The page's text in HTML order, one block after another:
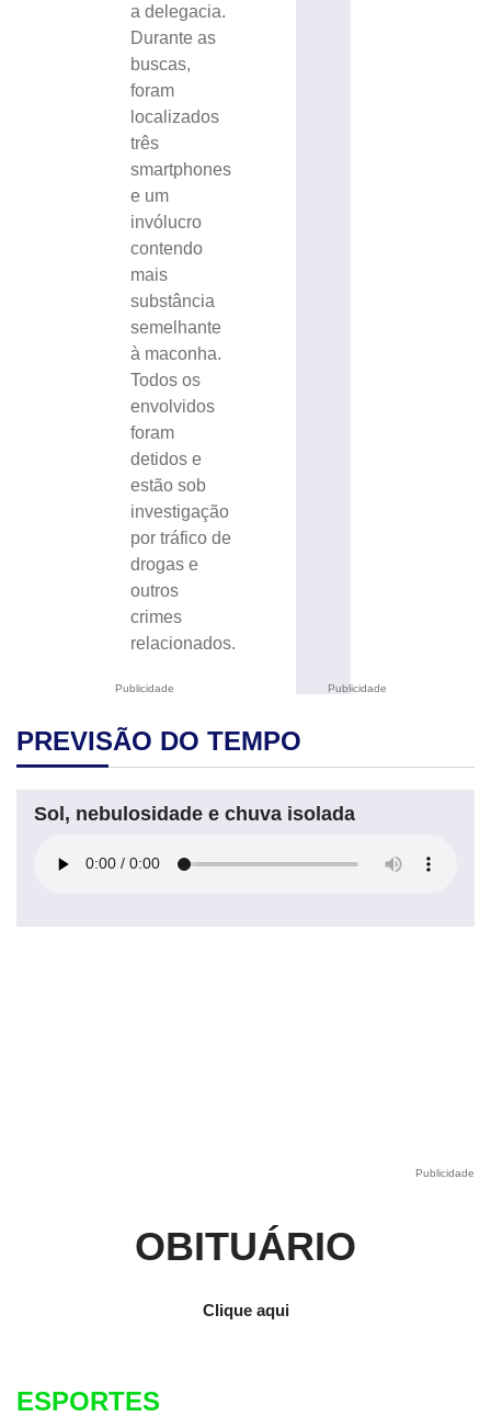
Publicidade
a delegacia.
Durante as
buscas,
foram
localizados
três
smartphones
e um
invólucro
contendo
mais
substância
semelhante
à maconha.
Todos os
envolvidos
foram
detidos e
estão sob
investigação
por tráfico de
drogas e
outros
crimes
relacionados.
Publicidade
PREVISÃO DO TEMPO
Sol, nebulosidade e chuva isolada
Publicidade
OBITUÁRIO
Clique aqui
ESPORTES